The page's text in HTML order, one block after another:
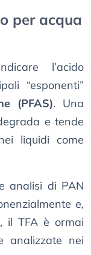
per acqua
l’acido
“esponenti”
(PFAS). Una
e tende
liquidi come
analisi di PAN
e,
il TFA è ormai
analizzate nei